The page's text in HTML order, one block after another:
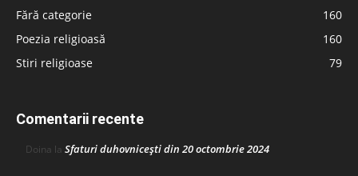
Fără categorie
160
Poezia religioasă
160
Stiri religioase
79
Comentarii recente
Doina la Sfaturi duhovnicești din 20 octombrie 2024